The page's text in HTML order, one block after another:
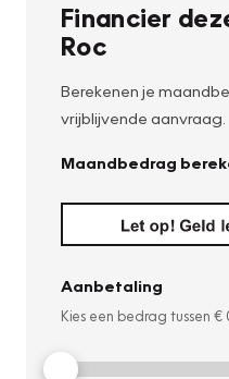
Financier
Roc
Berekenen je
vrijblijvende aanvraag.
Maandbedrag
Aanbetaling
Kies een bedrag tussen €